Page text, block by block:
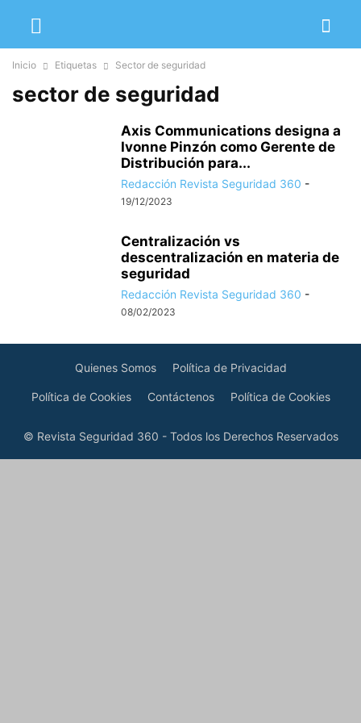
Inicio Etiquetas Sector de seguridad
sector de seguridad
Axis Communications designa a
Ivonne Pinzón como Gerente de
Distribución para...
Redacción Revista Seguridad 360 -
19/12/2023
Centralización vs
descentralización en materia de
seguridad
Redacción Revista Seguridad 360 -
08/02/2023
Quienes Somos Política de Privacidad
Política de Cookies Contáctenos Política de Cookies
© Revista Seguridad 360 - Todos los Derechos Reservados